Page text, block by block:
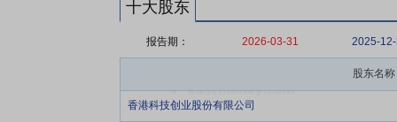
十大股东
报告期： 2026-03-31 2025-
股东名称
香港科技创业股份有限公司